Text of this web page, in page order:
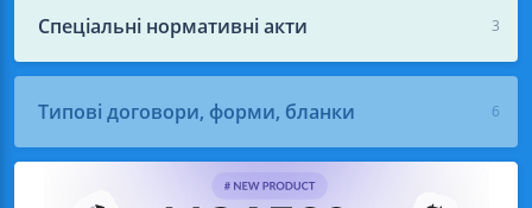
3
Спеціальні нормативні акти
6
Типові договори, форми, бланки